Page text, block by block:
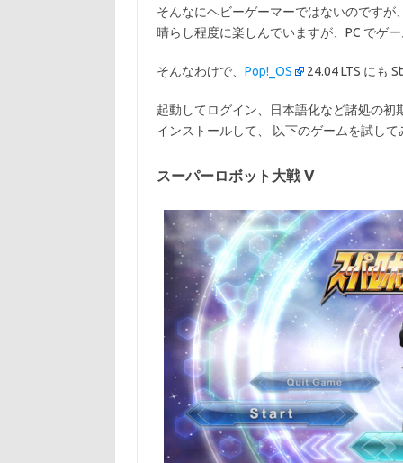
そんなにヘビーゲーマーではないのですが
晴らし程度に楽しんでいますが、PC でゲ
そんなわけで、 Pop!_OS 24.04 LTS にも
起動してログイン、日本語化など諸処の
インストールして、 以下のゲームを試して
スーパーロボット大戦 V